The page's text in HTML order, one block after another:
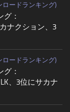
ロードランキング)
：
ナクション、3
ロードランキング)
：
、3位にサカナ